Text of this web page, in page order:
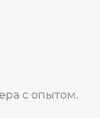
с опытом.